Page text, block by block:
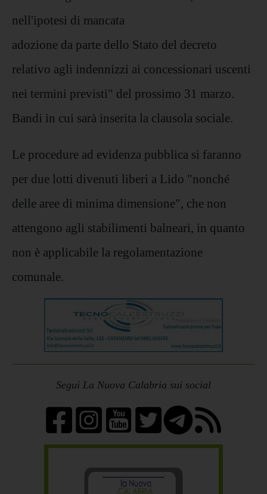
nell'ipotesi di mancata
adozione da parte dello Stato del decreto
relativo agli indennizzi ai concessionari uscenti
nei termini previsti" del prossimo 31 marzo.
Bandi in cui sarà inserita la clausola sociale.
Le procedure ad evidenza pubblica si faranno
per due lotti divenuti liberi a Lido "nonché
delle aree di minima dimensione", che non
attengono agli stabilimenti balneari, in quanto
non è applicabile la regolamentazione
comunale.
Segui La Nuova Calabria sui social